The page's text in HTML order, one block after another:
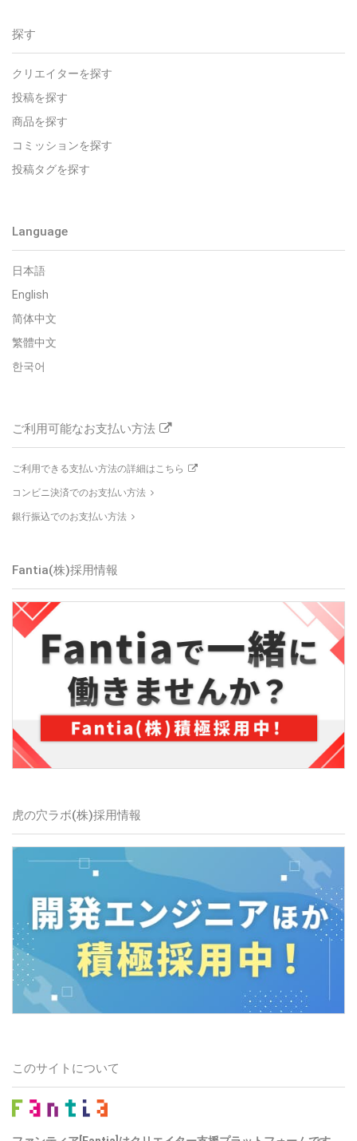
探す
クリエイターを探す
投稿を探す
商品を探す
コミッションを探す
投稿タグを探す
Language
日本語
English
简体中文
繁體中文
한국어
ご利用可能なお支払い方法
ご利用できる支払い方法の詳細はこちら
コンビニ決済でのお支払い方法
銀行振込でのお支払い方法
Fantia(株)採用情報
虎の穴ラボ(株)採用情報
このサイトについて